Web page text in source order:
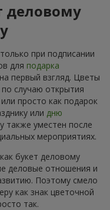
деловому
при подписании
для подарка
первый взгляд. Цветы
случаю открытия
просто как подарок
или дню
также уместен после
мероприятиях.
букет деловому
деловые отношения и
Поэтому смело
как знак цветочной
так.